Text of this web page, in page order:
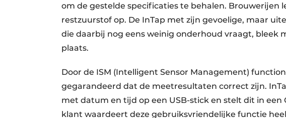
om de gestelde specificaties te behalen. Brouwerijen
restzuurstof op. De InTap met zijn gevoelige, maar
die daarbij nog eens weinig onderhoud vraagt, bleek
plaats.
Door de ISM (Intelligent Sensor Management)
gegarandeerd dat de meetresultaten correct zijn.
met datum en tijd op een USB-stick en stelt dit in een
klant waardeert deze gebruiksvriendelijke functie